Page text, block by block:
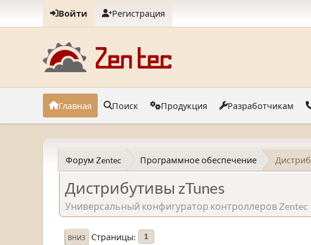
Войти Регистрация
Главная Поиск Продукция Разработчикам
Форум Zentec Программное обеспечение
Дистрибутивы zTunes
Универсальный конфигуратор контроллеров Zentec
ВНИЗ Страницы 1